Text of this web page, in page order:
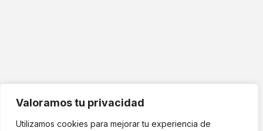
Valoramos tu privacidad
Utilizamos cookies para mejorar tu experiencia de